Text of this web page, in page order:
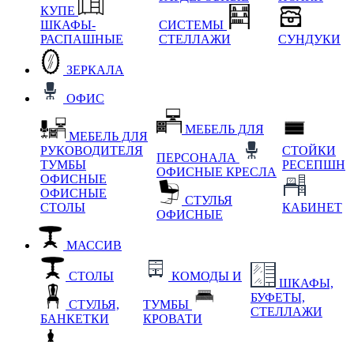
КУПЕ
ШКАФЫ-
РАСПАШНЫЕ
СИСТЕМЫ
СТЕЛЛАЖИ
СУНДУКИ
ЗЕРКАЛА
ОФИС
МЕБЕЛЬ ДЛЯ
РУКОВОДИТЕЛЯ
ТУМБЫ
ОФИСНЫЕ
ОФИСНЫЕ
СТОЛЫ
МЕБЕЛЬ ДЛЯ
ПЕРСОНАЛА
ОФИСНЫЕ КРЕСЛА
СТУЛЬЯ
ОФИСНЫЕ
СТОЙКИ
РЕСЕПШН
КАБИНЕТ
МАССИВ
СТОЛЫ
СТУЛЬЯ,
БАНКЕТКИ
КОМОДЫ И
ТУМБЫ
КРОВАТИ
ШКАФЫ,
БУФЕТЫ,
СТЕЛЛАЖИ